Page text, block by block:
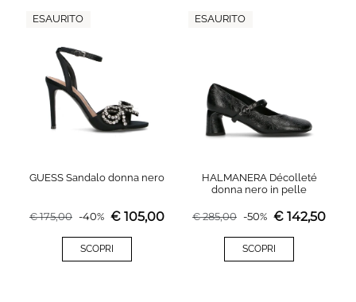
ESAURITO
GUESS Sandalo donna nero
€175,00 -40% € 105,00
SCOPRI
ESAURITO
HALMANERA Décolleté
donna nero in pelle
€285,00 -50% € 142,50
SCOPRI